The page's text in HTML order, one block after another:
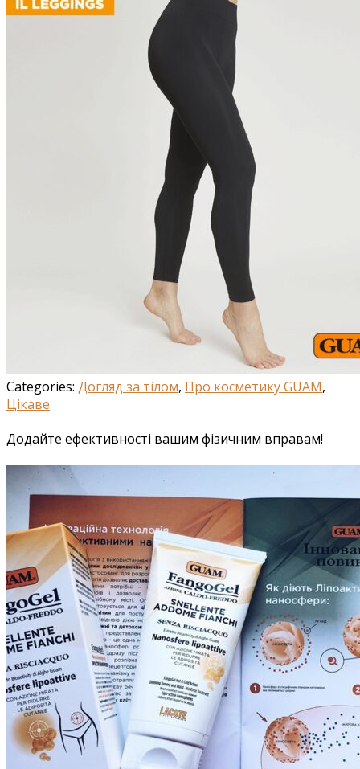
Categories: Догляд за тілом, Про косметику GUAM,
Цікаве
Додайте ефективності вашим фізичним вправам!